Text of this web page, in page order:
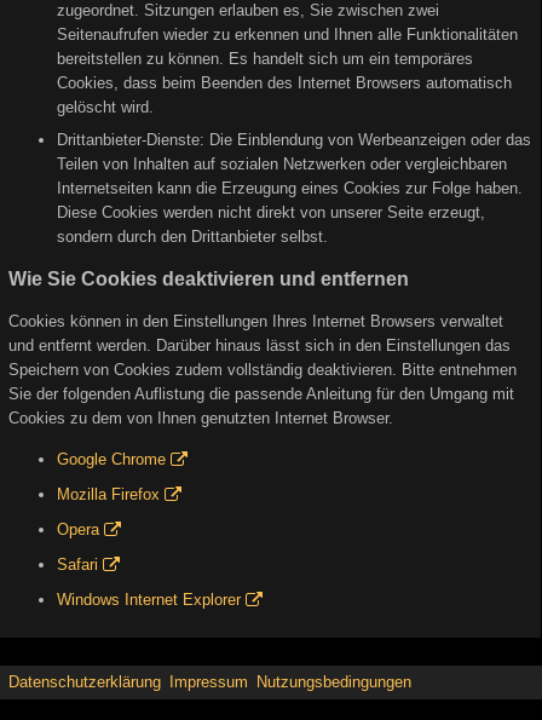
zugeordnet. Sitzungen erlauben es, Sie zwischen zwei
Seitenaufrufen wieder zu erkennen und Ihnen alle Funktionalitäten
bereitstellen zu können. Es handelt sich um ein temporäres
Cookies, dass beim Beenden des Internet Browsers automatisch
gelöscht wird.
Drittanbieter-Dienste: Die Einblendung von Werbeanzeigen oder das
Teilen von Inhalten auf sozialen Netzwerken oder vergleichbaren
Internetseiten kann die Erzeugung eines Cookies zur Folge haben.
Diese Cookies werden nicht direkt von unserer Seite erzeugt,
sondern durch den Drittanbieter selbst.
Wie Sie Cookies deaktivieren und entfernen
Cookies können in den Einstellungen Ihres Internet Browsers verwaltet
und entfernt werden. Darüber hinaus lässt sich in den Einstellungen das
Speichern von Cookies zudem vollständig deaktivieren. Bitte entnehmen
Sie der folgenden Auflistung die passende Anleitung für den Umgang mit
Cookies zu dem von Ihnen genutzten Internet Browser.
Google Chrome
Mozilla Firefox
Opera
Safari
Windows Internet Explorer
Datenschutzerklärung Impressum Nutzungsbedingungen